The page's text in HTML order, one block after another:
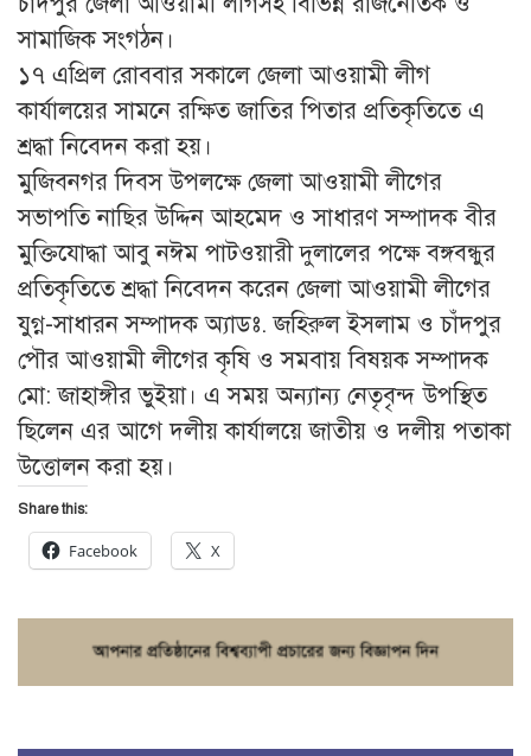
সামাজিক সংগঠন।
১৭ এপ্রিল রোববার সকালে জেলা আওয়ামী লীগ
কার্যালয়ের সামনে রক্ষিত জাতির পিতার প্রতিকৃতিতে এ
শ্রদ্ধা নিবেদন করা হয়।
মুজিবনগর দিবস উপলক্ষে জেলা আওয়ামী লীগের
সভাপতি নাছির উদ্দিন আহমেদ ও সাধারণ সম্পাদক বীর
মুক্তিযোদ্ধা আবু নঈম পাটওয়ারী দুলালের পক্ষে বঙ্গবন্ধুর
প্রতিকৃতিতে শ্রদ্ধা নিবেদন করেন জেলা আওয়ামী লীগের
যুগ্ন-সাধারন সম্পাদক অ্যাডঃ. জহিরুল ইসলাম ও চাঁদপুর
পৌর আওয়ামী লীগের কৃষি ও সমবায় বিষয়ক সম্পাদক
মো: জাহাঙ্গীর ভুইয়া। এ সময় অন্যান্য নেতৃবৃন্দ উপস্থিত
ছিলেন এর আগে দলীয় কার্যালয়ে জাতীয় ও দলীয় পতাকা
উত্তোলন করা হয়।
Share this:
Facebook X